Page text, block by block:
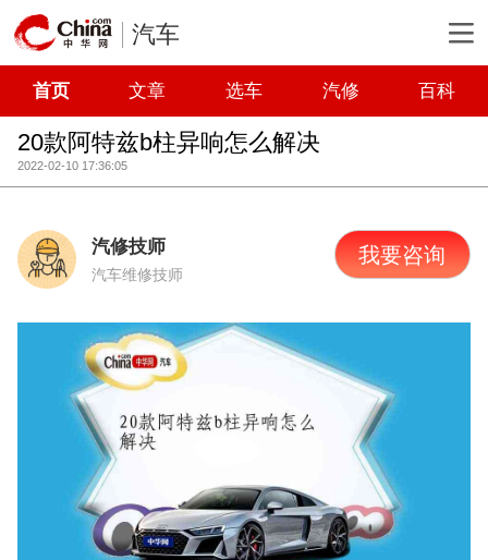
汽车
首页 文章 选车 汽修 百科
20款阿特兹b柱异响怎么解决
2022-02-10 17:36:05
汽修技师
汽车维修技师
我要咨询